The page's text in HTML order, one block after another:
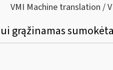
VMI Machine translation /
grąžinamas